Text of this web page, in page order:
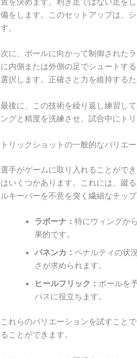
備をします。このセットアップは、
す。
次に、ボールに向かって制御された
に内側または外側の足でシュートす
選択します。正確さと力を維持する
最後に、この技術を繰り返し練習し
ングと精度を洗練させ、試合中にト
トリックショットの一般的なバリエ
選手がゲームに取り入れることがで
はいくつかあります。これには、蹴
ルキーパーを不意を突く繊細なチッ
ラボーナ： 特にウィングか
果的です。
パネンカ： ペナルティの状
さが求められます。
ヒールフリック： ボールを
パスに役立ちます。
これらのバリエーションを試すこと
ることができます。